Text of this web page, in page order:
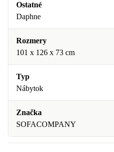
Ostatné
Daphne
Rozmery
101 x 126 x 73 cm
Typ
Nábytok
Značka
SOFACOMPANY